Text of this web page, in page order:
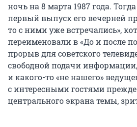
ночь на 8 марта 1987 года.
первый выпуск его вечерней
то с ними уже встречались»,
переименовали в «До и после
прорыв для советского
свободной подачи информации,
и какого-то «не нашего»
с интересными гостями
центрального экрана темы,